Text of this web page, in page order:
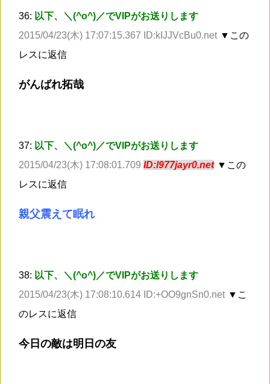
36: 以下、＼(^o^)／でVIPがお送りします
2015/04/23(木) 17:07:15.367 ID:kIJJVcBu0.net ▼この
レスに返信
がんばれ拓哉
37: 以下、＼(^o^)／でVIPがお送りします
2015/04/23(木) 17:08:01.709 ID:l977jayr0.net ▼この
レスに返信
親父震えて眠れ
38: 以下、＼(^o^)／でVIPがお送りします
2015/04/23(木) 17:08:10.614 ID:+OO9gnSn0.net ▼こ
のレスに返信
今日の敵は明日の友